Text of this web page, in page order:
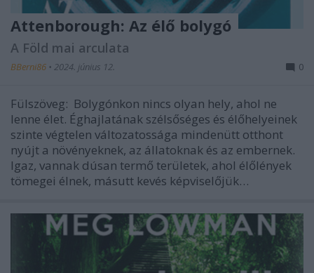
Attenborough: Az élő bolygó
A Föld mai arculata
BBerni86 • 2024. június 12. 0
Fülszöveg: Bolygónkon ​nincs olyan hely, ahol ne
lenne élet. Éghajlatának szélsőséges és élőhelyeinek
szinte végtelen változatossága mindenütt otthont
nyújt a növényeknek, az állatoknak és az embernek.
Igaz, vannak dúsan termő területek, ahol élőlények
tömegei élnek, másutt kevés képviselőjük…